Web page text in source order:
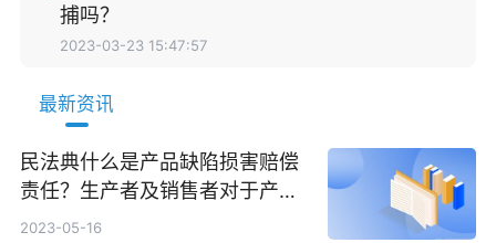
捕吗？
2023-03-23 15:47:57
最新资讯
民法典什么是产品缺陷损害赔偿
责任？生产者及销售者对于产品
缺陷责任的承担
2023-05-16